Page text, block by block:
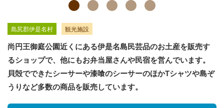
島尻郡伊是名村 観光施設
尚円王御庭公園近くにある伊是名島民芸品のお土産を販売す
るショップで、他にもお弁当屋さんや民宿を営んでいます。
貝殻でできたシーサーや漆喰のシーサーのほかTシャツや島ぞ
うりなど多数の商品を販売しています。